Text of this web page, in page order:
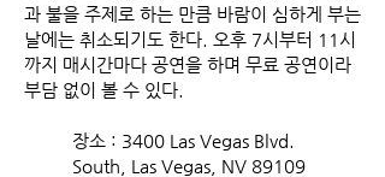
과 불을 주제로 하는 만큼 바람이 심하게 부는
날에는 취소되기도 한다. 오후 7시부터 11시
까지 매시간마다 공연을 하며 무료 공연이라
부담 없이 볼 수 있다.
장소 : 3400 Las Vegas Blvd.
South, Las Vegas, NV 89109